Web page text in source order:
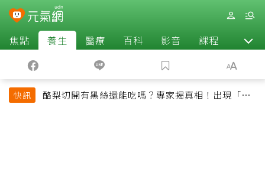
焦點 養生 醫療 百科 影音 課程 退休
快訊
酪梨切開有黑絲還能吃嗎？專家揭真相！出現「3情